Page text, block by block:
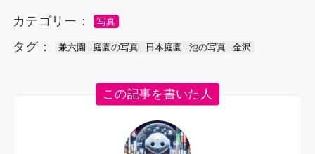
カテゴリー： 写真
タグ： 兼六園 庭園の写真 日本庭園 池の写真 金沢
この記事を書いた人